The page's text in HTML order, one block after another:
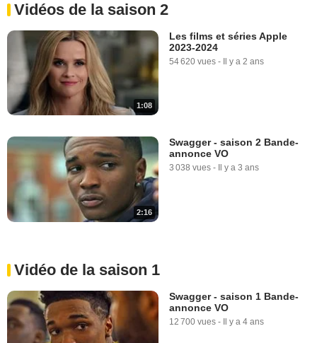
Vidéos de la saison 2
1:08
Les films et séries Apple
2023-2024
54 620 vues - Il y a 2 ans
2:16
Swagger - saison 2 Bande-
annonce VO
3 038 vues - Il y a 3 ans
Vidéo de la saison 1
Swagger - saison 1 Bande-
annonce VO
12 700 vues - Il y a 4 ans